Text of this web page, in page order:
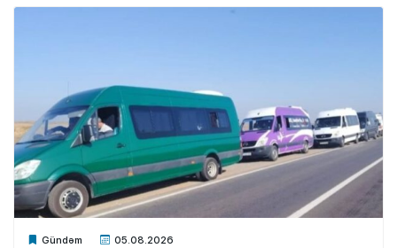
Gündəm 05.08.2026
Xalq.Online